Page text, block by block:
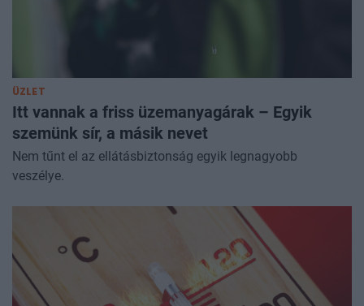
ÜZLET
Itt vannak a friss üzemanyagárak – Egyik
szemünk sír, a másik nevet
Nem tűnt el az ellátásbiztonság egyik legnagyobb
veszélye.